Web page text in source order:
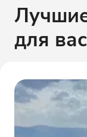
для вас